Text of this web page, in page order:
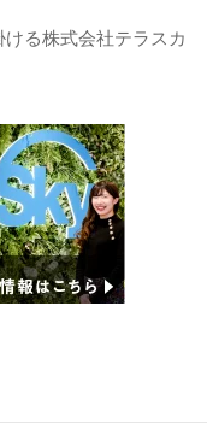
ける株式会社テラスカ